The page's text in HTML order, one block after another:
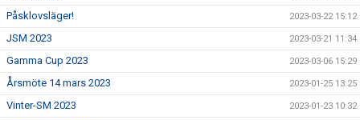
Påsklovsläger! 2023-03-22 15:12
JSM 2023 2023-03-21 11:34
Gamma Cup 2023 2023-03-06 15:29
Årsmöte 14 mars 2023 2023-01-25 13:25
Vinter-SM 2023 2023-01-23 10:32